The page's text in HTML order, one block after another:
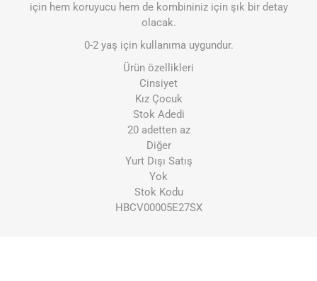
için hem koruyucu hem de kombininiz için şık bir detay
olacak.
0-2 yaş için kullanıma uygundur.
Ürün özellikleri
Cinsiyet
Kız Çocuk
Stok Adedi
20 adetten az
Diğer
Yurt Dışı Satış
Yok
Stok Kodu
HBCV00005E27SX